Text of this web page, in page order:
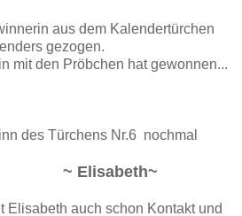
aus dem Kalendertürchen
gezogen.
mit den Pröbchen hat gewonnen...
des Türchens Nr.6 nochmal
~ Elisabeth~
Elisabeth auch schon Kontakt und